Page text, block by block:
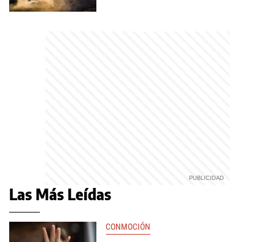
Las Más Leídas
CONMOCIÓN